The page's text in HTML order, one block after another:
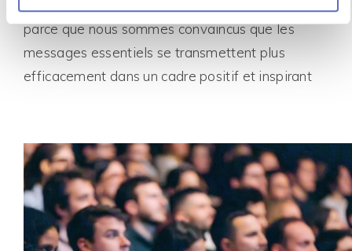
parce que nous sommes convaincus que les
messages essentiels se transmettent plus
efficacement dans un cadre positif et inspirant